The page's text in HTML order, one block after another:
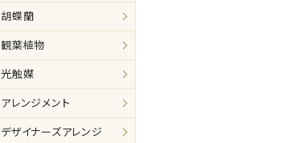
胡蝶蘭
観葉植物
光触媒
アレンジメント
デザイナーズアレンジ